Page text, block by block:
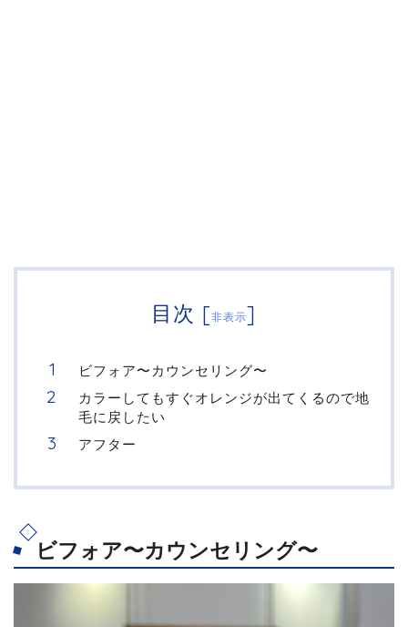
目次 [非表示]
ビフォア〜カウンセリング〜
カラーしてもすぐオレンジが出てくるので地
毛に戻したい
アフター
ビフォア〜カウンセリング〜